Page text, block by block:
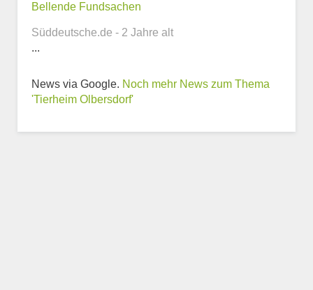
Webseite
Weitere Informationen
Bellende Fundsachen
Süddeutsche.de - 2 Jahre alt
...
News via Google. Noch mehr News zum Thema
'Tierheim Olbersdorf'